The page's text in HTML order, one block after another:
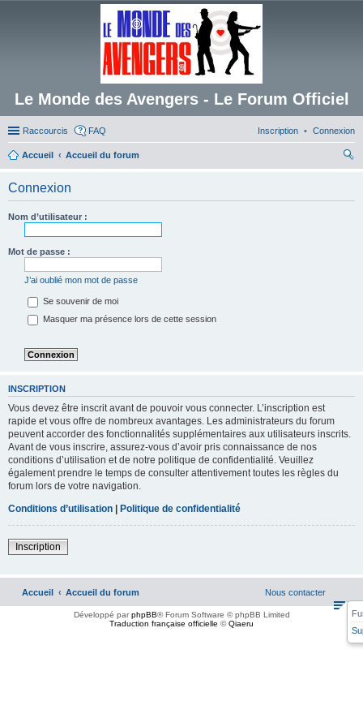
Le Monde des Avengers - Le Forum Officiel
Raccourcis FAQ Connexion
Inscription
Accueil
Accueil du forum
Connexion
Nom d’utilisateur :
Mot de passe :
J’ai oublié mon mot de passe
Se souvenir de moi
Masquer ma présence lors de cette session
INSCRIPTION
Vous devez être inscrit avant de pouvoir vous connecter. L’inscription est
rapide et vous offre de nombreux avantages. Les administrateurs du forum
peuvent accorder des fonctionnalités supplémentaires aux utilisateurs inscrits.
Avant de vous inscrire, assurez-vous d’avoir pris connaissance de nos
conditions d’utilisation et de notre politique de confidentialité. Veuillez
également prendre le temps de consulter attentivement toutes les règles du
forum lors de votre navigation.
Conditions d’utilisation | Politique de confidentialité
Inscription
Accueil Accueil du forum Nous contacter
Développé parphpBB® Forum Software © phpBB Limited
Traduction française officielle ©Qiaeru